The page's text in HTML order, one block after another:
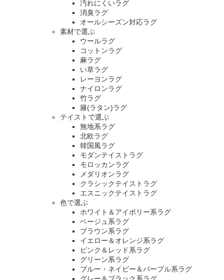
汚れにくいラグ
消臭ラグ
オールシーズン対応ラグ
素材で選ぶ
ウールラグ
コットンラグ
麻ラグ
い草ラグ
レーヨンラグ
ナイロンラグ
竹ラグ
籐(ラタン)ラグ
テイストで選ぶ
無地系ラグ
北欧ラグ
韓国風ラグ
モダンテイストラグ
モロッカンラグ
メダリオンラグ
クラシックテイストラグ
エスニックテイストラグ
色で選ぶ
ホワイト＆アイボリー系ラグ
ベージュ系ラグ
ブラウン系ラグ
イエロー＆オレンジ系ラグ
ピンク＆レッド系ラグ
グリーン系ラグ
ブルー・ネイビー＆パープル系ラグ